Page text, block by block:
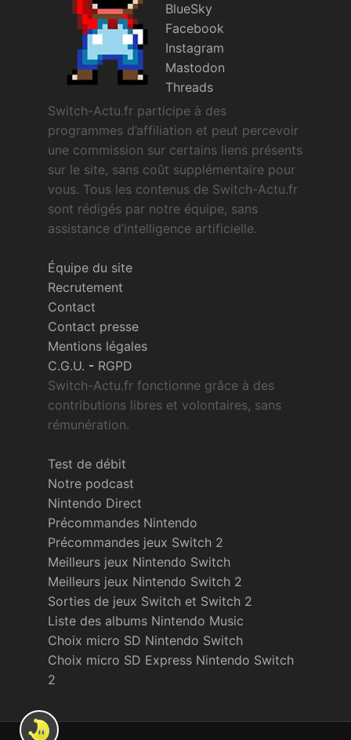
BlueSky
Facebook
Instagram
Mastodon
Threads
Switch-Actu.fr participe à des
programmes d’affiliation et peut percevoir
une commission sur certains liens présents
sur le site, sans coût supplémentaire pour
vous. Tous les contenus de Switch-Actu.fr
sont rédigés par notre équipe, sans
assistance d’intelligence artificielle.
Équipe du site
Recrutement
Contact
Contact presse
Mentions légales
C.G.U. - RGPD
Switch-Actu.fr fonctionne grâce à des
contributions libres et volontaires, sans
rémunération.
Test de débit
Notre podcast
Nintendo Direct
Précommandes Nintendo
Précommandes jeux Switch 2
Meilleurs jeux Nintendo Switch
Meilleurs jeux Nintendo Switch 2
Sorties de jeux Switch et Switch 2
Liste des albums Nintendo Music
Choix micro SD Nintendo Switch
Choix micro SD Express Nintendo Switch
2